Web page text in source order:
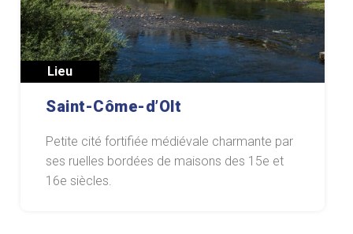
Lieu
Saint-Côme-d’Olt
Petite cité fortifiée médiévale charmante par
ses ruelles bordées de maisons des 15e et
16e siècles.